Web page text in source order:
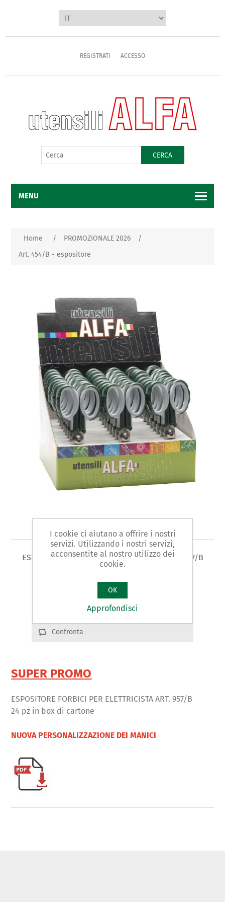
REGISTRATI ACCESSO
CERCA
MENU
Home / PROMOZIONALE 2026
/
Art. 454/B - espositore
Art. 454/B - espositore
ESPOSITORE FORBICI PER ELETTRICISTA ART. 957/B
Varianti prodotto
Cod.: 45471
Confronta
SUPER PROMO
ESPOSITORE FORBICI PER ELETTRICISTA ART. 957/B
24 pz in box di cartone
NUOVA PERSONALIZZAZIONE DEI MANICI
I cookie ci aiutano a offrire i nostri
servizi. Utilizzando i nostri servizi,
acconsentite al nostro utilizzo dei
cookie.
OK
Approfondisci